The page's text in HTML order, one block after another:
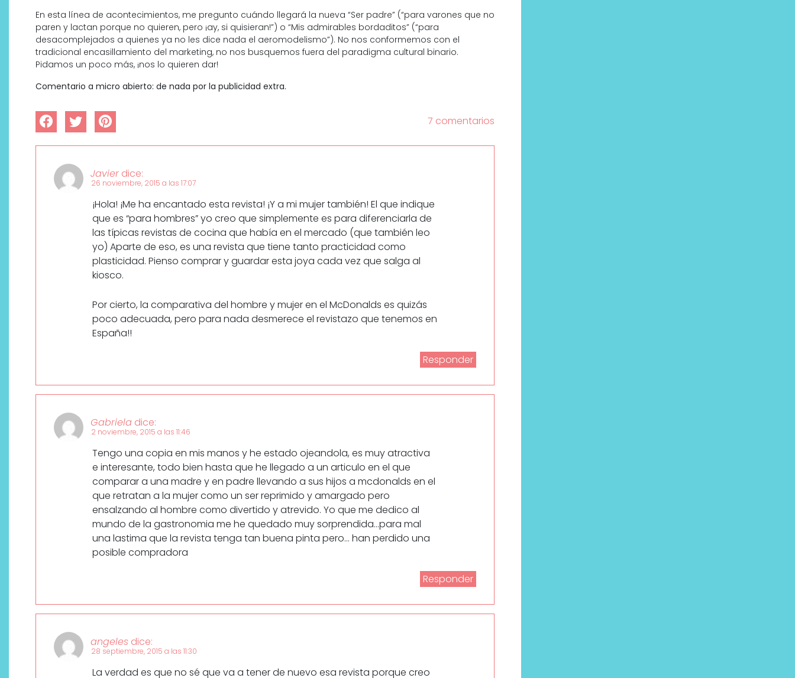
En esta línea de acontecimientos, me pregunto cuándo llegará la nueva “Ser padre” (“para varones que no
paren y lactan porque no quieren, pero ¡ay, si quisieran!”) o “Mis admirables bordaditos” (“para
desacomplejados a quienes ya no les dice nada el aeromodelismo”). No nos conformemos con el
tradicional encasillamiento del marketing, no nos busquemos fuera del paradigma cultural binario.
Pidamos un poco más, ¡nos lo quieren dar!
Comentario a micro abierto: de nada por la publicidad extra.
7 comentarios
Javier dice:
26 noviembre, 2015 a las 17:07
¡Hola! ¡Me ha encantado esta revista! ¡Y a mi mujer también! El que indique
que es “para hombres” yo creo que simplemente es para diferenciarla de
las típicas revistas de cocina que había en el mercado (que también leo
yo) Aparte de eso, es una revista que tiene tanto practicidad como
plasticidad. Pienso comprar y guardar esta joya cada vez que salga al
kiosco.
Por cierto, la comparativa del hombre y mujer en el McDonalds es quizás
poco adecuada, pero para nada desmerece el revistazo que tenemos en
España!!
Responder
Gabriela dice:
2 noviembre, 2015 a las 11:46
Tengo una copia en mis manos y he estado ojeandola, es muy atractiva
e interesante, todo bien hasta que he llegado a un articulo en el que
comparar a una madre y en padre llevando a sus hijos a mcdonalds en el
que retratan a la mujer como un ser reprimido y amargado pero
ensalzando al hombre como divertido y atrevido. Yo que me dedico al
mundo de la gastronomia me he quedado muy sorprendida…para mal
una lastima que la revista tenga tan buena pinta pero… han perdido una
posible compradora
Responder
angeles dice:
28 septiembre, 2015 a las 11:30
La verdad es que no sé que va a tener de nuevo esa revista porque creo